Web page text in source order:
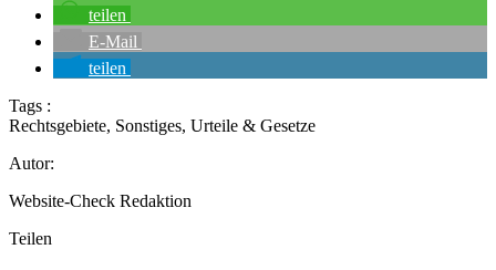
teilen
E-Mail
teilen
Tags :
Rechtsgebiete, Sonstiges, Urteile & Gesetze
Autor:
Website-Check Redaktion
Teilen